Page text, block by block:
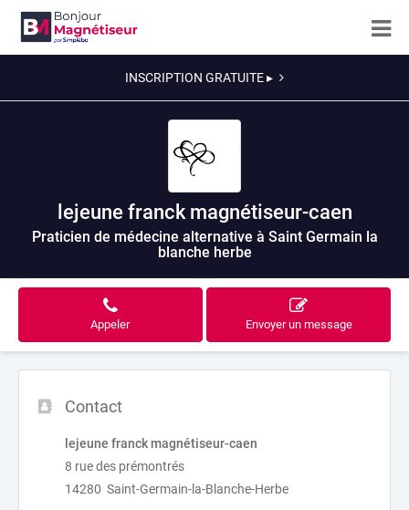
INSCRIPTION GRATUITE ▸
lejeune franck magnétiseur-caen
Praticien de médecine alternative à Saint Germain la
blanche herbe
Appeler Envoyer un message
Contact
lejeune franck magnétiseur-caen
8 rue des prémontrés
14280 Saint-Germain-la-Blanche-Herbe